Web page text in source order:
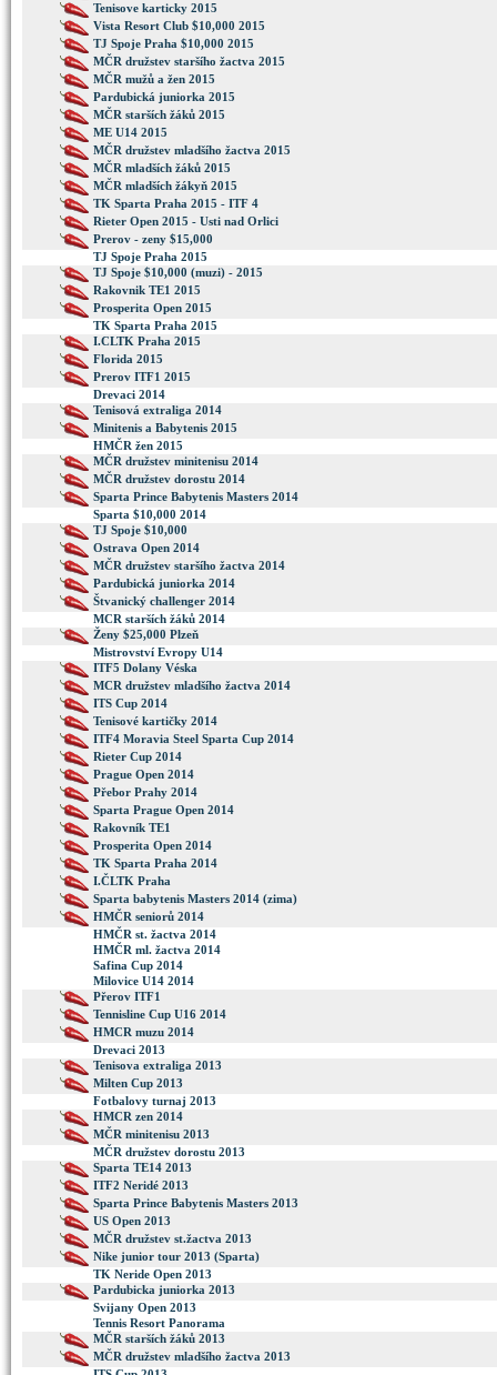
Tenisove karticky 2015
Vista Resort Club $10,000 2015
TJ Spoje Praha $10,000 2015
MČR družstev staršího žactva 2015
MČR mužů a žen 2015
Pardubická juniorka 2015
MČR starších žáků 2015
ME U14 2015
MČR družstev mladšího žactva 2015
MČR mladších žáků 2015
MČR mladších žákyň 2015
TK Sparta Praha 2015 - ITF 4
Rieter Open 2015 - Usti nad Orlici
Prerov - zeny $15,000
TJ Spoje Praha 2015
TJ Spoje $10,000 (muzi) - 2015
Rakovnik TE1 2015
Prosperita Open 2015
TK Sparta Praha 2015
I.CLTK Praha 2015
Florida 2015
Prerov ITF1 2015
Drevaci 2014
Tenisová extraliga 2014
Minitenis a Babytenis 2015
HMČR žen 2015
MČR družstev minitenisu 2014
MČR družstev dorostu 2014
Sparta Prince Babytenis Masters 2014
Sparta $10,000 2014
TJ Spoje $10,000
Ostrava Open 2014
MČR družstev staršího žactva 2014
Pardubická juniorka 2014
Štvanický challenger 2014
MCR starších žáků 2014
Ženy $25,000 Plzeň
Mistrovství Evropy U14
ITF5 Dolany Véska
MCR družstev mladšího žactva 2014
ITS Cup 2014
Tenisové kartičky 2014
ITF4 Moravia Steel Sparta Cup 2014
Rieter Cup 2014
Prague Open 2014
Přebor Prahy 2014
Sparta Prague Open 2014
Rakovník TE1
Prosperita Open 2014
TK Sparta Praha 2014
I.ČLTK Praha
Sparta babytenis Masters 2014 (zima)
HMČR seniorů 2014
HMČR st. žactva 2014
HMČR ml. žactva 2014
Safina Cup 2014
Milovice U14 2014
Přerov ITF1
Tennisline Cup U16 2014
HMCR muzu 2014
Drevaci 2013
Tenisova extraliga 2013
Milten Cup 2013
Fotbalovy turnaj 2013
HMCR zen 2014
MČR minitenisu 2013
MČR družstev dorostu 2013
Sparta TE14 2013
ITF2 Neridé 2013
Sparta Prince Babytenis Masters 2013
US Open 2013
MČR družstev st.žactva 2013
Nike junior tour 2013 (Sparta)
TK Neride Open 2013
Pardubicka juniorka 2013
Svijany Open 2013
Tennis Resort Panorama
MČR starších žáků 2013
MČR družstev mladšího žactva 2013